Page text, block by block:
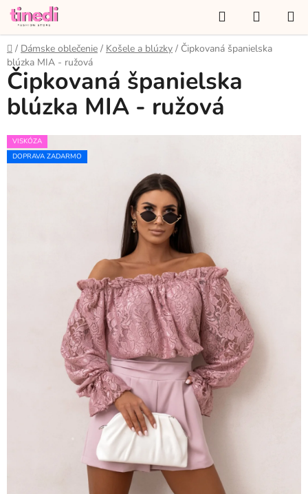
Prejsť
obsah
Hľadať
KOŠÍK
Domov
/ Dámske oblečenie / Košele a blúzky / Čipkovaná španielska
blúzka MIA - ružová
Čipkovaná španielska
blúzka MIA - ružová
VISKÓZA
DOPRAVA ZADARMO